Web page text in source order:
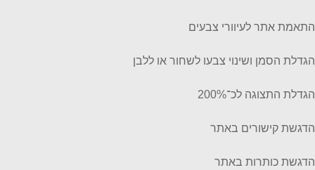
התאמת אתר לעיוורי צבעים
הגדלת הסמן ושינוי צבעו לשחור או ללבן
הגדלת התצוגה לכ־200%
הדגשת קישורים באתר
הדגשת כותרות באתר